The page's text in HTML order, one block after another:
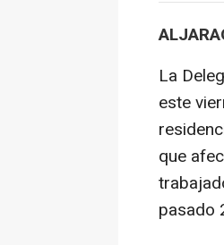
La
este
que
pasado